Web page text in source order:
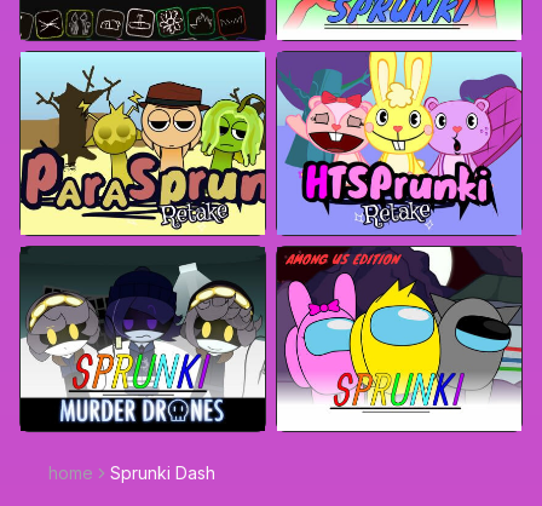
home Sprunki Dash